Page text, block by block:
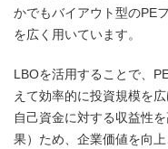
かでもバイアウト型のPE
を広く用いています。
LBOを活用することで、
えて効率的に投資規模を
自己資金に対する収益性
果）ため、企業価値を向